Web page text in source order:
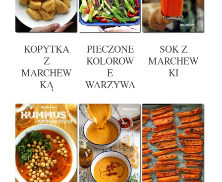
KOPYTKA
Z
MARCHEW
KĄ
PIECZONE
KOLOROW
E
WARZYWA
SOK Z
MARCHEW
KI